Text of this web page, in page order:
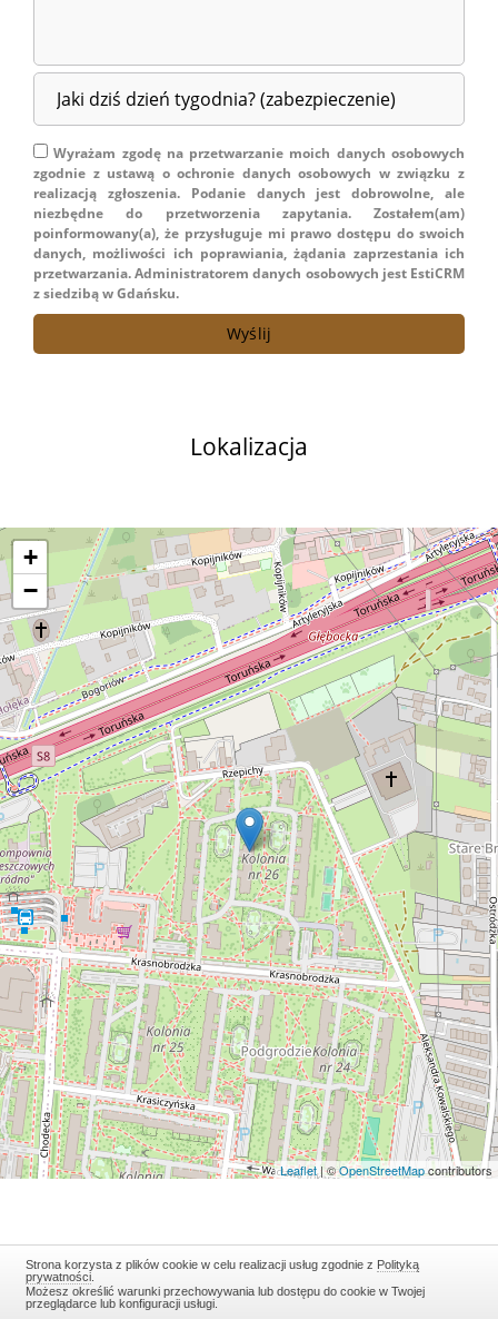
Wyrażam zgodę na przetwarzanie moich danych osobowych
zgodnie z ustawą o ochronie danych osobowych w związku z
realizacją zgłoszenia. Podanie danych jest dobrowolne, ale
niezbędne do przetworzenia zapytania. Zostałem(am)
poinformowany(a), że przysługuje mi prawo dostępu do swoich
danych, możliwości ich poprawiania, żądania zaprzestania ich
przetwarzania. Administratorem danych osobowych jest EstiCRM
z siedzibą w Gdańsku.
Lokalizacja
+
−
Leaflet| ©OpenStreetMapcontributors
Strona korzysta z plików cookie w celu realizacji usług zgodnie z Polityką
prywatności
Możesz określić warunki przechowywania lub dostępu do cookie w Twojej
przeglądarce lub konfiguracji usługi.